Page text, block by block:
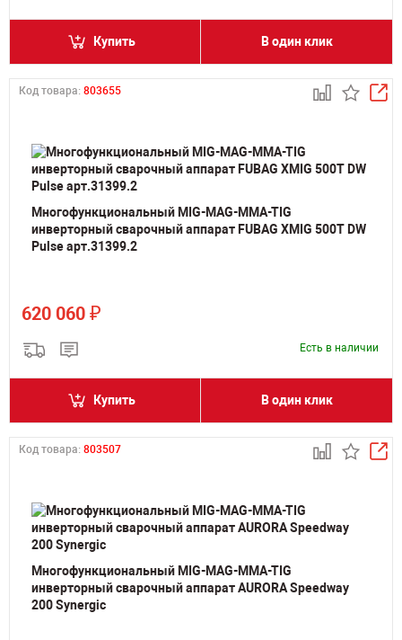
Купить В один клик
Код товара: 803655
Многофункциональный MIG-MAG-MMA-TIG
инверторный сварочный аппарат FUBAG XMIG 500T DW
Pulse арт.31399.2
620 060 ₽
Есть в наличии
Купить В один клик
Код товара: 803507
Многофункциональный MIG-MAG-MMA-TIG
инверторный сварочный аппарат AURORA Speedway
200 Synergic